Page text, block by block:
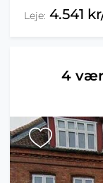
Leje: 4.541
4